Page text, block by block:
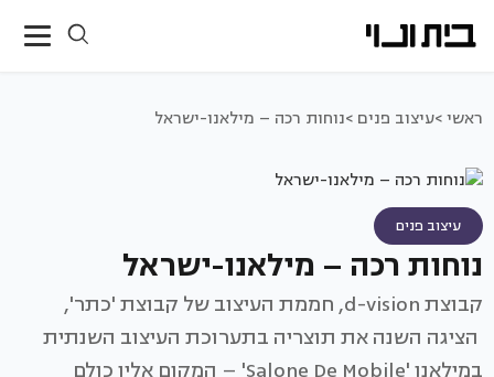
ראשי >עיצוב פנים >נוחות רכה – מילאנו-ישראל
עיצוב פנים
נוחות רכה – מילאנו-ישראל
קבוצת d-vision, חממת העיצוב של קבוצת 'כתר',
הציגה השנה את תוצריה בתערוכת העיצוב השנתית
במילאנו 'Salone De Mobile' – המקום אליו כולם